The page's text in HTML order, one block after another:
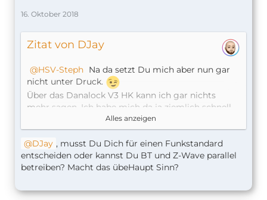
16. Oktober 2018
Zitat von DJay
HSV-Steph Na da setzt Du mich aber nun gar
nicht unter Druck.
Über das Danalock V3 HK kann ich gar nichts
mehr sagen. Ich habe mich da ja ziemlich schnell
wieder dagegen und für das V3 Bluetooth + Z-
wave entschieden.
Somit halte ich mich da eher zurück, da sich durch
Firmware und App-Update ja auch glaube ich
schon ein bisschen was verändert hat.
Mit Z-wave, was ich über RaZberry und z-wave.me
Alles anzeigen
DJay , musst Du Dich für einen Funkstandard
entscheiden oder kannst Du BT und Z-Wave parallel
betreiben? Macht das übeHaupt Sinn?